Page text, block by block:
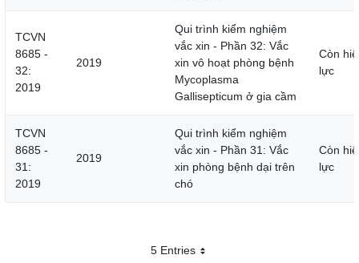
TCVN
8685 -
32:
2019
2019
Qui trình kiểm nghiệm
vắc xin - Phần 32: Vắc
xin vô hoạt phòng bệnh
Mycoplasma
Gallisepticum ở gia cầm
Còn
lực
TCVN
8685 -
31:
2019
2019
Qui trình kiểm nghiệm
vắc xin - Phần 31: Vắc
xin phòng bệnh dại trên
chó
Còn
lực
5 EntriesMỗi trang